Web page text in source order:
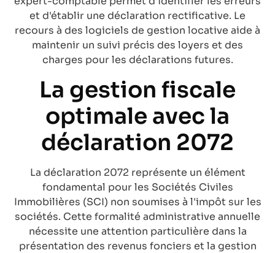
et d'établir une déclaration rectificative. Le
recours à des logiciels de gestion locative aide à
maintenir un suivi précis des loyers et des
charges pour les déclarations futures.
La gestion fiscale
optimale avec la
déclaration 2072
La déclaration 2072 représente un élément
fondamental pour les Sociétés Civiles
Immobilières (SCI) non soumises à l'impôt sur les
sociétés. Cette formalité administrative annuelle
nécessite une attention particulière dans la
présentation des revenus fonciers et la gestion